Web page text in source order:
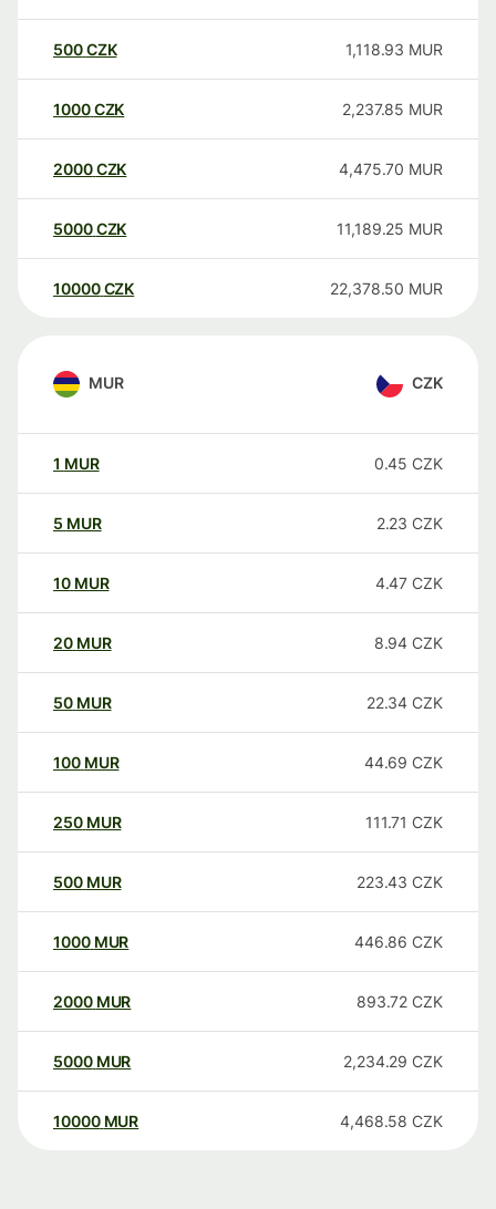
500CZK 1,118.93 MUR
1000CZK 2,237.85 MUR
2000CZK 4,475.70 MUR
5000CZK 11,189.25 MUR
10000 CZK 22,378.50 MUR
MUR CZK
1 MUR 0.45 CZK
5 MUR 2.23 CZK
10 MUR 4.47 CZK
20 MUR 8.94 CZK
50 MUR 22.34 CZK
100 MUR 44.69 CZK
250 MUR 111.71 CZK
500 MUR 223.43 CZK
1000 MUR 446.86 CZK
2000 MUR 893.72 CZK
5000 MUR 2,234.29 CZK
10000 MUR 4,468.58 CZK